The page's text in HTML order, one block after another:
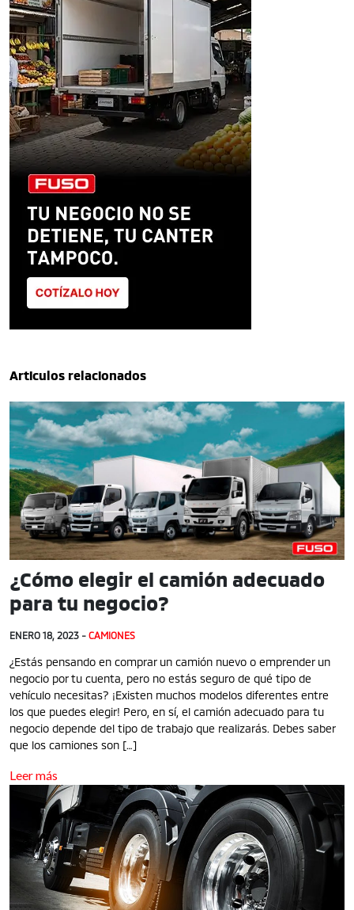
Articulos relacionados
¿Cómo elegir el camión adecuado
para tu negocio?
ENERO 18, 2023 - CAMIONES
¿Estás pensando en comprar un camión nuevo o emprender un
negocio por tu cuenta, pero no estás seguro de qué tipo de
vehículo necesitas? ¡Existen muchos modelos diferentes entre
los que puedes elegir! Pero, en sí, el camión adecuado para tu
negocio depende del tipo de trabajo que realizarás. Debes saber
que los camiones son […]
Leer más